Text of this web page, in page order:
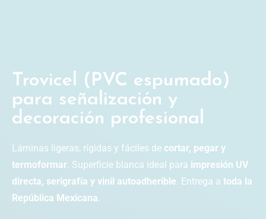
Trovicel (PVC espumado)
para señalización y
decoración profesional
Láminas ligeras, rígidas y fáciles de cortar, pegar y
termoformar. Superficie blanca ideal para impresión UV
directa, serigrafía y vinil autoadherible. Entrega a toda la
República Mexicana.